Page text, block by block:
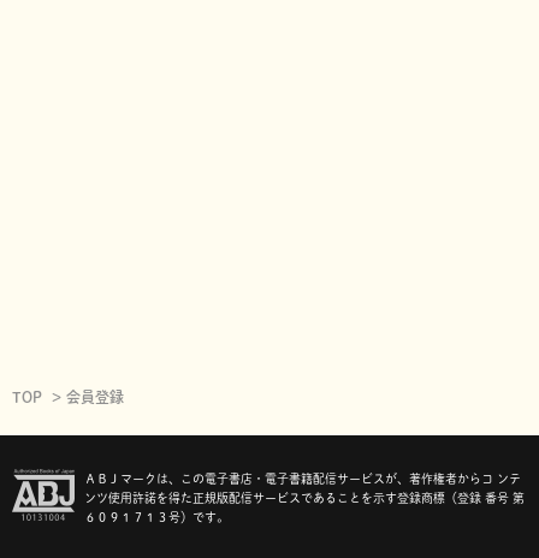
TOP 会員登録
ＡＢＪマークは、この電子書店・電子書籍配信サービスが、著作権者からコ ンテ
ンツ使用許諾を得た正規版配信サービスであることを示す登録商標（登録 番号 第
６０９１７１３号）です。